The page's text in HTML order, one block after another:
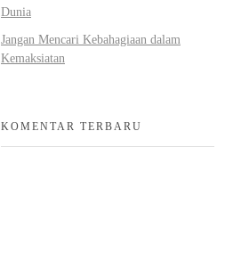
Dunia
Jangan Mencari Kebahagiaan dalam
Kemaksiatan
KOMENTAR TERBARU